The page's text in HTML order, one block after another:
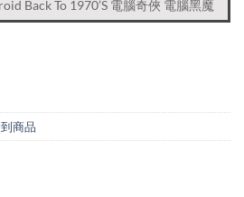
Back To 1970’S 電腦奇俠 電腦黑魔
商品​